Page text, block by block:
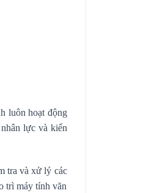
luôn hoạt động
lực và kiến
tra và xử lý các
trì máy tính văn